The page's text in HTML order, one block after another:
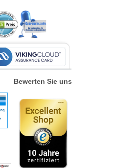
Bewerten Sie uns